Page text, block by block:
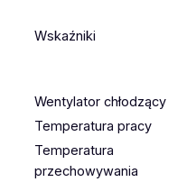
Wskaźniki
Wentylator chłodzący
Temperatura pracy
Temperatura
przechowywania